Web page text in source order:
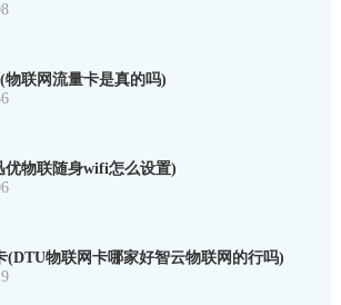
联网流量卡是真的吗)
优物联随身wifi怎么设置)
(DTU物联网卡哪家好智云物联网的行吗)